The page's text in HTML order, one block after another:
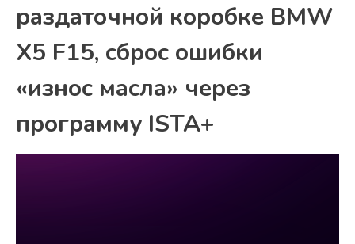
раздаточной коробке BMW
X5 F15, сброс ошибки
«износ масла» через
программу ISTA+